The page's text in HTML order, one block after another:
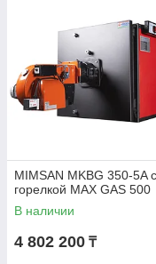
MIMSAN MKBG 350-5A с
горелкой MAX GAS 500
В наличии
4 802 200 ₸